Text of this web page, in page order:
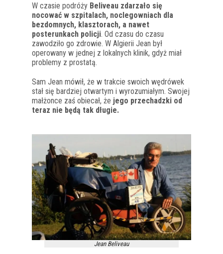
W czasie podróży Beliveau zdarzało się
nocować w szpitalach, noclegowniach dla
bezdomnych, klasztorach, a nawet
posterunkach policji. Od czasu do czasu
zawodziło go zdrowie. W Algierii Jean był
operowany w jednej z lokalnych klinik, gdyż miał
problemy z prostatą.
Sam Jean mówił, że w trakcie swoich wędrówek
stał się bardziej otwartym i wyrozumiałym. Swojej
małżonce zaś obiecał, że jego przechadzki od
teraz nie będą tak długie.
Jean Beliveau